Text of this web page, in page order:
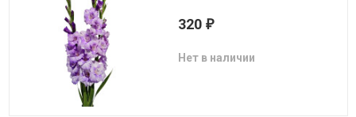
320 ₽
Нет в наличии